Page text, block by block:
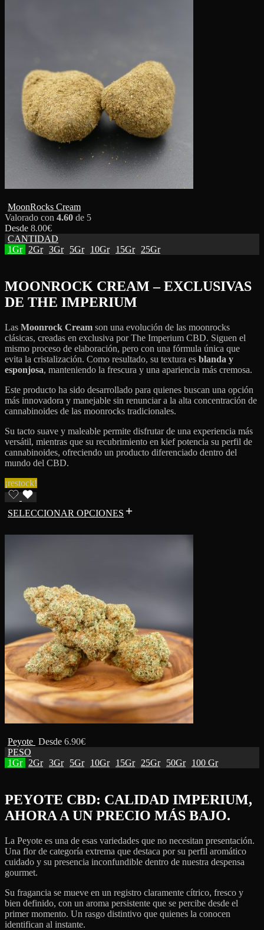
MoonRocks Cream
Valorado con 4.60 de 5
Desde 8.00€
CANTIDAD
1Gr
2Gr 3Gr 5Gr 10Gr 15Gr 25Gr
MOONROCK CREAM – EXCLUSIVAS
DE THE IMPERIUM
Las Moonrock Cream son una evolución de las moonrocks
clásicas, creadas en exclusiva por The Imperium CBD. Siguen el
mismo proceso de elaboración, pero con una fórmula única que
evita la cristalización. Como resultado, su textura es blanda y
esponjosa, manteniendo la frescura y una apariencia más cremosa.
Este producto ha sido desarrollado para quienes buscan una opción
más innovadora y manejable sin renunciar a la alta concentración de
cannabinoides de las moonrocks tradicionales.
Su tacto suave y maleable permite disfrutar de una experiencia más
versátil, mientras que su recubrimiento en kief potencia su perfil de
cannabinoides, ofreciendo un producto diferenciado dentro del
mundo del CBD.
¡restock!
SELECCIONAR OPCIONES
Peyote Desde 6.90€
PESO
1Gr
2Gr 3Gr 5Gr 10Gr 15Gr 25Gr 50Gr 100 Gr
PEYOTE CBD: CALIDAD IMPERIUM,
AHORA A UN PRECIO MÁS BAJO.
La Peyote es una de esas variedades que no necesitan presentación.
Una flor de categoría extrema que destaca por su perfil aromático
cuidado y su presencia inconfundible dentro de nuestra despensa
gourmet.
Su fragancia se mueve en un registro claramente cítrico, fresco y
bien definido, con un aroma persistente que se percibe desde el
primer momento. Un rasgo distintivo que quienes la conocen
identifican al instante.